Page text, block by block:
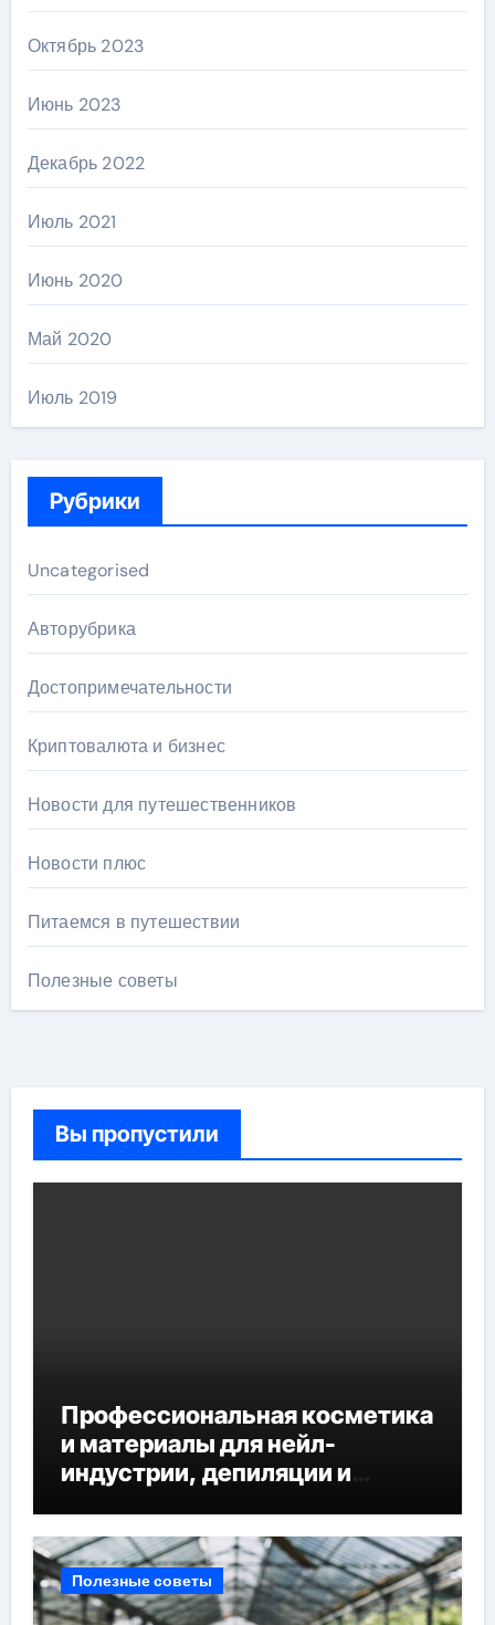
Октябрь 2023
Июнь 2023
Декабрь 2022
Июль 2021
Июнь 2020
Май 2020
Июль 2019
Рубрики
Uncategorised
Авторубрика
Достопримечательности
Криптовалюта и бизнес
Новости для путешественников
Новости плюс
Питаемся в путешествии
Полезные советы
Вы пропустили
Профессиональная косметика
и материалы для нейл-
индустрии, депиляции и
Полезные советы